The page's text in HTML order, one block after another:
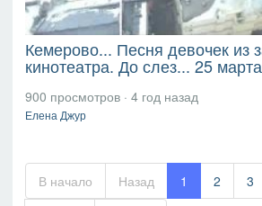
Кемерово... Песня девочек из
кинотеатра. До слез... 25
900 просмотров · 4 год назад
Елена Джур
В начало Назад 1 2 3